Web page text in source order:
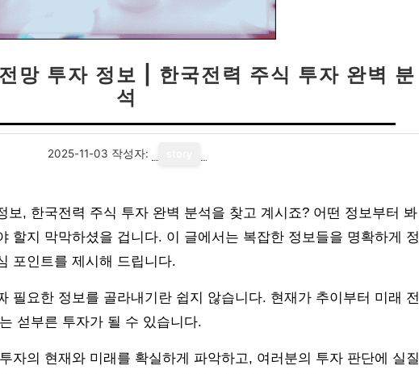
망 투자 정보 | 한국전력 주식 투자 완벽 분
석
2025-11-03 작성자:
보, 한국전력 주식 투자 완벽 분석을 찾고 계시죠? 어떤 정보부터 봐
할지 막막하셨을 겁니다. 이 글에서는 복잡한 정보들을 명확하게 정
포인트를 제시해 드립니다.
필요한 정보를 골라내기란 쉽지 않습니다. 현재가 추이부터 미래 전
섣부른 투자가 될 수 있습니다.
자의 현재와 미래를 확실하게 파악하고, 여러분의 투자 판단에 실질